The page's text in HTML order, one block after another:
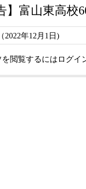
】富山東高
2022年12月1日)
を閲覧するにはログイ